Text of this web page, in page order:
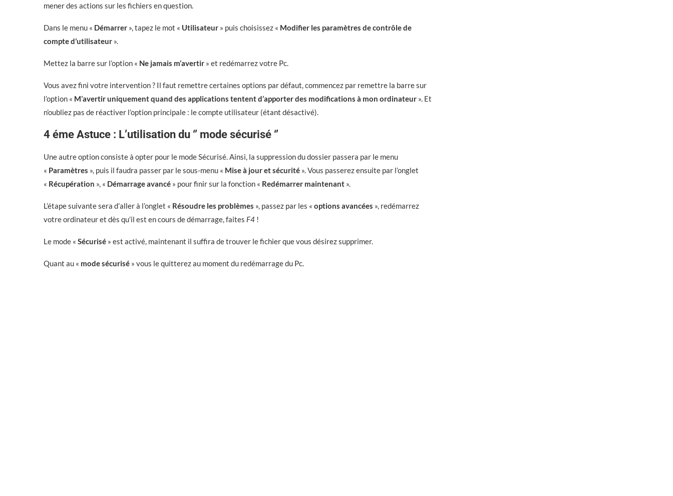
mener des actions sur les fichiers en question.
Dans le menu « Démarrer », tapez le mot « Utilisateur » puis choisissez « Modifier les paramètres de contrôle de
compte d’utilisateur ».
Mettez la barre sur l’option « Ne jamais m’avertir » et redémarrez votre Pc.
Vous avez fini votre intervention ? Il faut remettre certaines options par défaut, commencez par remettre la barre sur
l’option « M’avertir uniquement quand des applications tentent d’apporter des modifications à mon ordinateur ». Et
n’oubliez pas de réactiver l’option principale : le compte utilisateur (étant désactivé).
4 éme Astuce : L’utilisation du ‘’ mode sécurisé ‘’
Une autre option consiste à opter pour le mode Sécurisé. Ainsi, la suppression du dossier passera par le menu
« Paramètres », puis il faudra passer par le sous-menu « Mise à jour et sécurité ». Vous passerez ensuite par l’onglet
« Récupération », « Démarrage avancé » pour finir sur la fonction « Redémarrer maintenant ».
L’étape suivante sera d’aller à l’onglet « Résoudre les problèmes », passez par les « options avancées », redémarrez
votre ordinateur et dès qu’il est en cours de démarrage, faites F4 !
Le mode « Sécurisé » est activé, maintenant il suffira de trouver le fichier que vous désirez supprimer.
Quant au « mode sécurisé » vous le quitterez au moment du redémarrage du Pc.